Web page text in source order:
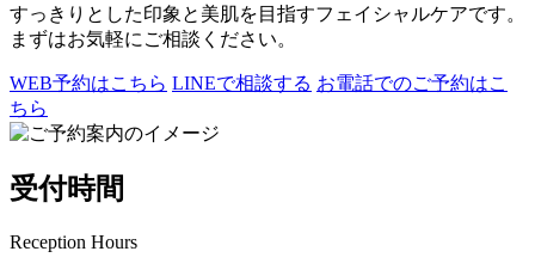
すっきりとした印象と美肌を目指すフェイシャルケアです。
まずはお気軽にご相談ください。
WEB予約はこちら LINEで相談する お電話でのご予約はこ
ちら
受付時間
Reception Hours